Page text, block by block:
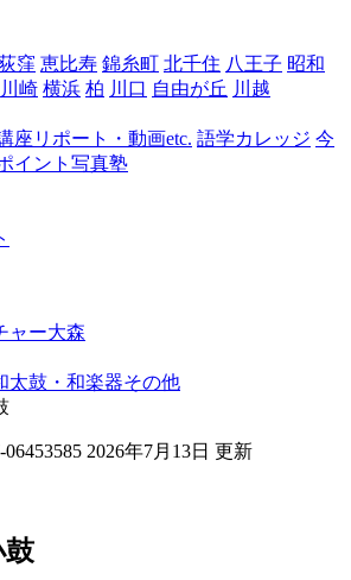
森
窪 恵比寿 錦糸町 北千住 八王子 昭和
川崎 横浜 柏 川口 自由が丘 川越
座リポート・動画etc. 語学カレッジ 今
イント写真塾
ャー大森
太鼓・和楽器その他
2026年7月13日 更新